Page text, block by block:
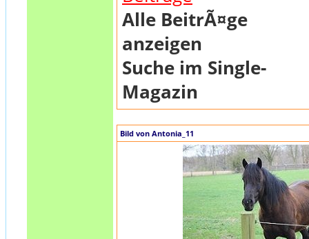
Alle BeitrÃ¤ge
anzeigen
Suche im Single-
Magazin
Bild von Antonia_11